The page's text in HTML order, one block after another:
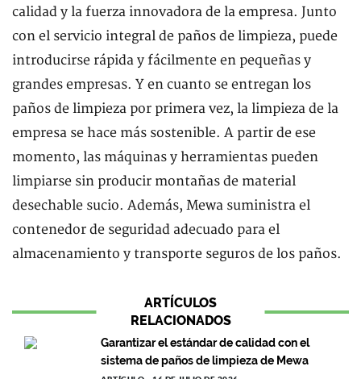
calidad y la fuerza innovadora de la empresa. Junto
con el servicio integral de paños de limpieza, puede
introducirse rápida y fácilmente en pequeñas y
grandes empresas. Y en cuanto se entregan los
paños de limpieza por primera vez, la limpieza de la
empresa se hace más sostenible. A partir de ese
momento, las máquinas y herramientas pueden
limpiarse sin producir montañas de material
desechable sucio. Además, Mewa suministra el
contenedor de seguridad adecuado para el
almacenamiento y transporte seguros de los paños.
ARTÍCULOS
RELACIONADOS
Garantizar el estándar de calidad con el
sistema de paños de limpieza de Mewa